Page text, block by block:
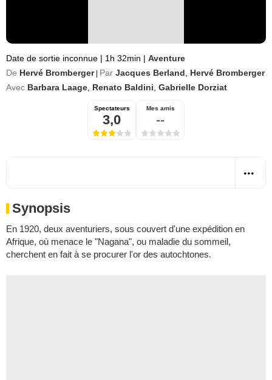
Date de sortie inconnue | 1h 32min | Aventure
De Hervé Bromberger Par Jacques Berland
Hervé Bromberger
Avec Barbara Laage Renato Baldini Gabrielle Dorziat
Spectateurs
3,0
Mes amis
--
Synopsis
En 1920, deux aventuriers, sous couvert d'une expédition en
Afrique, où menace le "Nagana", ou maladie du sommeil,
cherchent en fait à se procurer l'or des autochtones.